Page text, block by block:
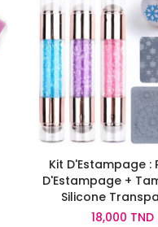
Kit D'Estampage :
D'Estampage +
Silicone
18,000 TND